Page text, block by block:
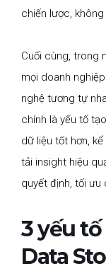
chiến lược,
Cuối cùng, trong
mọi doanh
nghệ tương tự
chính là yếu tố
dữ liệu tốt hơn,
tải insight hiệu
quyết định, tối ưu
3 yếu
Data